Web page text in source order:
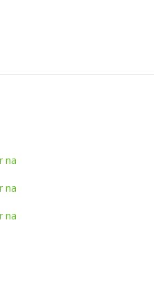
na
na
na